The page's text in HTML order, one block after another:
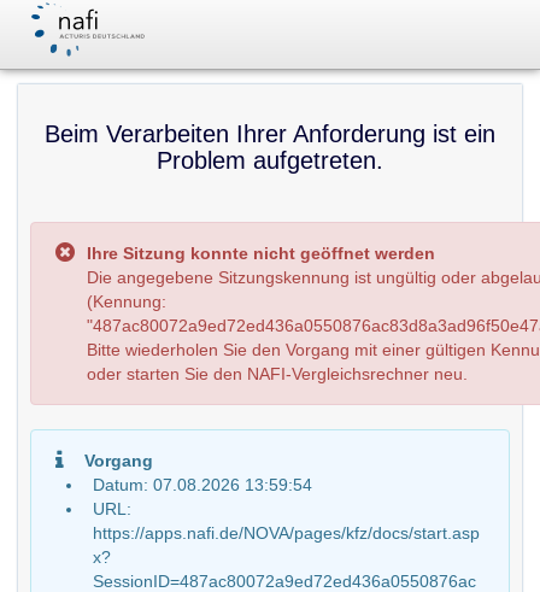
Beim Verarbeiten Ihrer Anforderung ist ein
Problem aufgetreten.
Ihre Sitzung konnte nicht geöffnet werden
Die angegebene Sitzungskennung ist ungültig oder
(Kennung:
Bitte wiederholen Sie den Vorgang mit einer gültigen
oder starten Sie den NAFI-Vergleichsrechner neu.
Vorgang
Datum: 07.08.2026 13:59:54
URL:
https://apps.nafi.de/NOVA/pages/kfz/docs/start.asp
x?
SessionID=487ac80072a9ed72ed436a0550876ac